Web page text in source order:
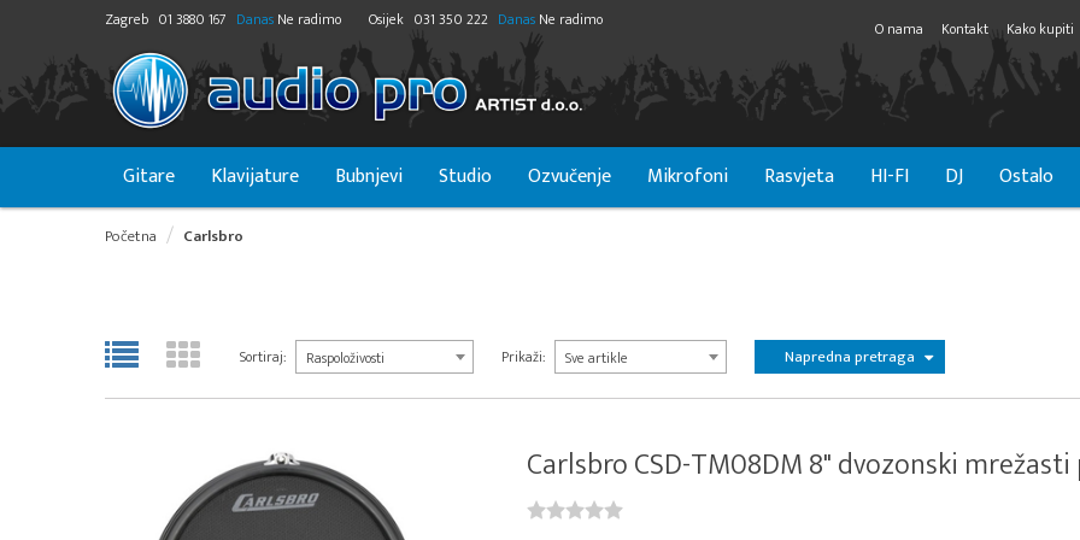
Zagreb 01 3880 167 Danas Ne radimo Osijek 031 350 222 Danas Ne radimo O nama Kontakt Kako kupiti
Gitare Klavijature Bubnjevi Studio Ozvučenje Mikrofoni Rasvjeta HI-FI DJ Ostalo
Početna Carlsbro
Sortiraj: Raspoloživosti Prikaži: Sve artikle Napredna pretraga
Carlsbro CSD-TM08DM 8" dvozonski mrežasti